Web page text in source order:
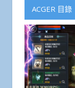
ACGER 目錄